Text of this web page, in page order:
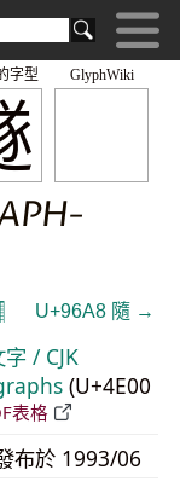
GlyphWiki
字型
U+96A8 隨 →
/ CJK
(U+4E00
表格
布於 1993/06